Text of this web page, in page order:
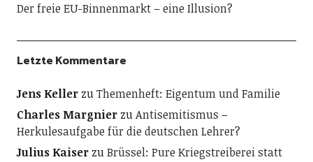
Der freie EU-Binnenmarkt – eine Illusion?
Letzte Kommentare
Jens KellerzuThemenheft: Eigentum und Familie
Charles MargnierzuAntisemitismus –
Herkulesaufgabe für die deutschen Lehrer?
Julius KaiserzuBrüssel: Pure Kriegstreiberei statt